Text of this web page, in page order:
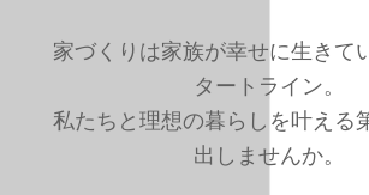
家づくりは家族が幸せに生きて
タートライン。
私たちと理想の暮らしを叶える
出しませんか。